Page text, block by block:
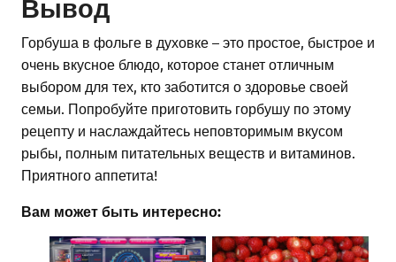
Вывод
Горбуша в фольге в духовке – это простое, быстрое и
очень вкусное блюдо, которое станет отличным
выбором для тех, кто заботится о здоровье своей
семьи. Попробуйте приготовить горбушу по этому
рецепту и наслаждайтесь неповторимым вкусом
рыбы, полным питательных веществ и витаминов.
Приятного аппетита!
Вам может быть интересно: